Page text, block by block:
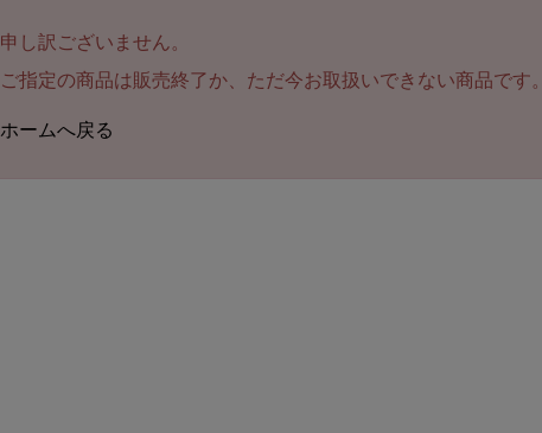
申し訳ございません。
ご指定の商品は販売終了か、ただ今お取扱いできない商品です。
ホームへ戻る